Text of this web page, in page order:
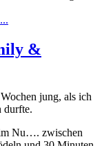
&
jung, als ich
durfte.
im Nu…. zwischen